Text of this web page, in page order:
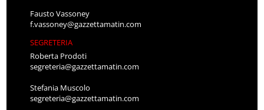
Fausto Vassoney
f.vassoney@gazzettamatin.com
SEGRETERIA
Roberta Prodoti
segreteria@gazzettamatin.com
Stefania Muscolo
segreteria@gazzettamatin.com